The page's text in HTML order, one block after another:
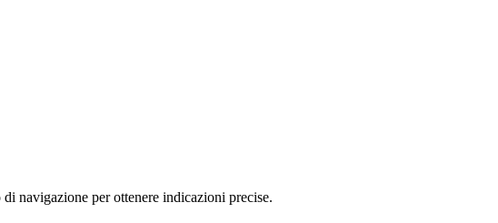
navigazione per ottenere indicazioni precise.